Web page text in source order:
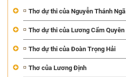
Thơ dự thi của Nguyễn Thánh Ngã
Thơ dự thi của Lương Cẩm Quyên
Thơ dự thi của Đoàn Trọng Hải
Thơ của Lương Định